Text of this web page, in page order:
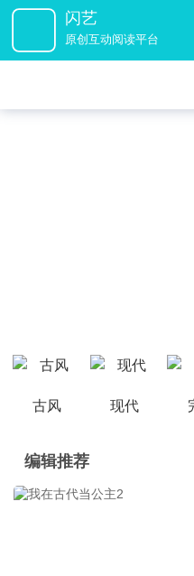
闪艺
原创互动阅读平台
古风 现代
编辑推荐